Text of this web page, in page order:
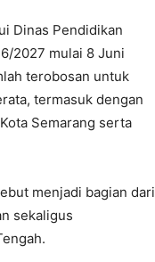
Dinas Pendidikan
2027 mulai 8 Juni
terobosan untuk
termasuk dengan
Semarang serta
menjadi bagian dari
sekaligus